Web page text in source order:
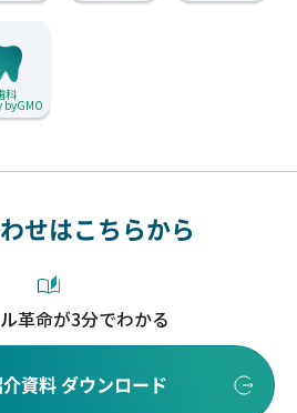
科
byGMO
せはこちらから
革命が3分でわかる
資料 ダウンロード